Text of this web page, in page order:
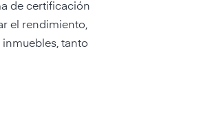
de certificación
el rendimiento,
tanto